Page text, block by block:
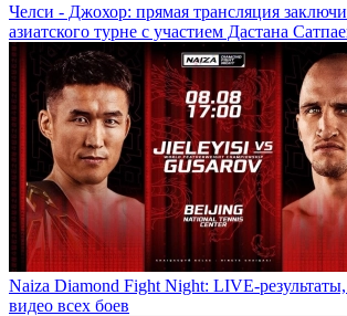
Челси - Джохор: прямая трансляция
азиатского турне с участием Дастана
Naiza Diamond Fight Night: LIVE-
видео всех боев